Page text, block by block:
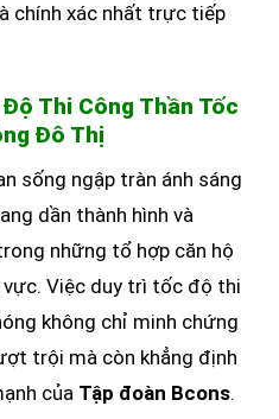
chính xác nhất trực tiếp
Thi Công Thần Tốc
Đô Thị
sống ngập tràn ánh sáng
dần thành hình và
những tổ hợp căn hộ
Việc duy trì tốc độ thi
không chỉ minh chứng
trội mà còn khẳng định
của Tập đoàn Bcons.